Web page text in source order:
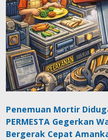
Penemuan Mortir
PERMESTA Gegerkan
Bergerak Cepat